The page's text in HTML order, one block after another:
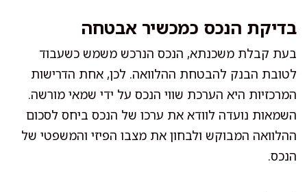
בדיקת הנכס כמכשיר אבטחה
בעת קבלת משכנתא, הנכס הנרכש משמש כשעבוד
לטובת הבנק להבטחת ההלוואה. לכן, אחת הדרישות
המרכזיות היא הערכת שווי הנכס על ידי שמאי מורשה.
השמאות נועדה לוודא את ערכו של הנכס ביחס לסכום
ההלוואה המבוקש ולבחון את מצבו הפיזי והמשפטי של
הנכס.